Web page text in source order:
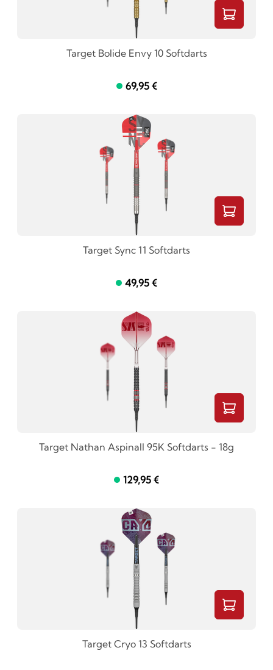
Target Bolide Envy 10 Softdarts
69,95 €
Target Sync 11 Softdarts
49,95 €
Target Nathan Aspinall 95K Softdarts - 18g
129,95 €
Target Cryo 13 Softdarts